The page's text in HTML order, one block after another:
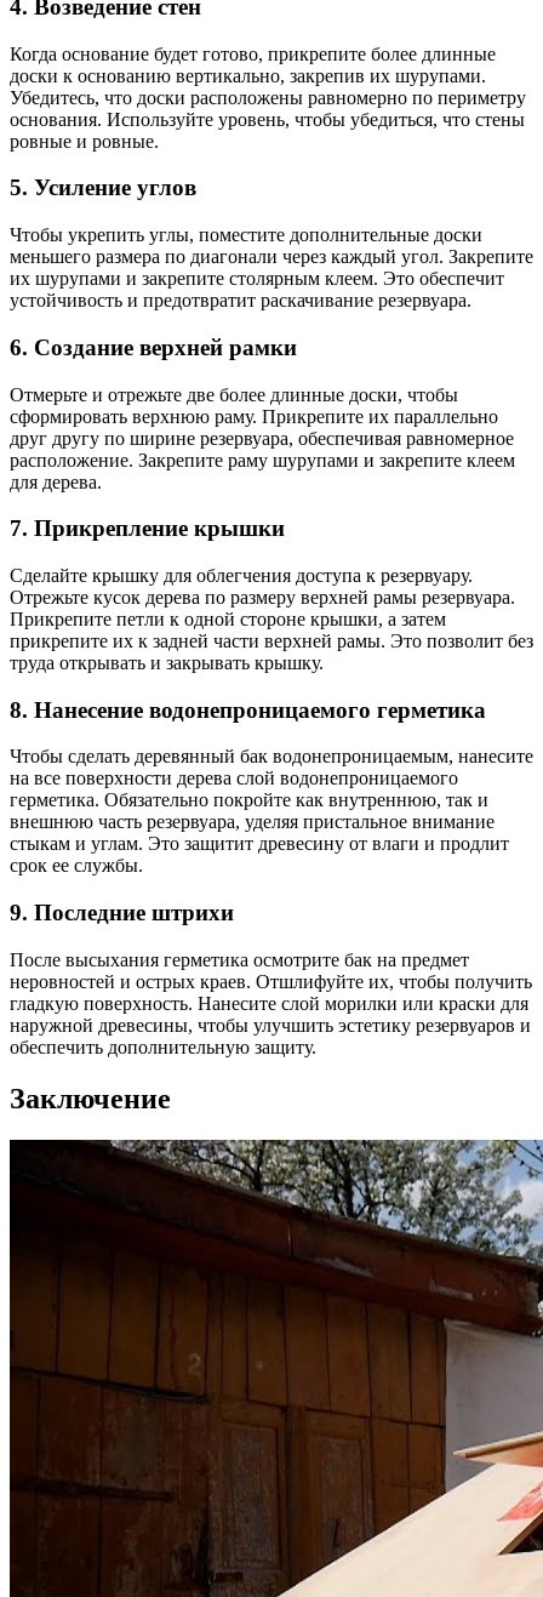
4. Возведение стен
Когда основание будет готово, прикрепите более длинные
доски к основанию вертикально, закрепив их шурупами.
Убедитесь, что доски расположены равномерно по периметру
основания. Используйте уровень, чтобы убедиться, что стены
ровные и ровные.
5. Усиление углов
Чтобы укрепить углы, поместите дополнительные доски
меньшего размера по диагонали через каждый угол. Закрепите
их шурупами и закрепите столярным клеем. Это обеспечит
устойчивость и предотвратит раскачивание резервуара.
6. Создание верхней рамки
Отмерьте и отрежьте две более длинные доски, чтобы
сформировать верхнюю раму. Прикрепите их параллельно
друг другу по ширине резервуара, обеспечивая равномерное
расположение. Закрепите раму шурупами и закрепите клеем
для дерева.
7. Прикрепление крышки
Сделайте крышку для облегчения доступа к резервуару.
Отрежьте кусок дерева по размеру верхней рамы резервуара.
Прикрепите петли к одной стороне крышки, а затем
прикрепите их к задней части верхней рамы. Это позволит без
труда открывать и закрывать крышку.
8. Нанесение водонепроницаемого герметика
Чтобы сделать деревянный бак водонепроницаемым, нанесите
на все поверхности дерева слой водонепроницаемого
герметика. Обязательно покройте как внутреннюю, так и
внешнюю часть резервуара, уделяя пристальное внимание
стыкам и углам. Это защитит древесину от влаги и продлит
срок ее службы.
9. Последние штрихи
После высыхания герметика осмотрите бак на предмет
неровностей и острых краев. Отшлифуйте их, чтобы получить
гладкую поверхность. Нанесите слой морилки или краски для
наружной древесины, чтобы улучшить эстетику резервуаров и
обеспечить дополнительную защиту.
Заключение